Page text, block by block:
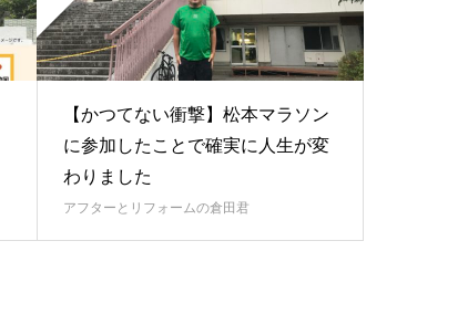
【かつてない衝撃】松本マラソン
に参加したことで確実に人生が変
わりました
アフターとリフォームの倉田君